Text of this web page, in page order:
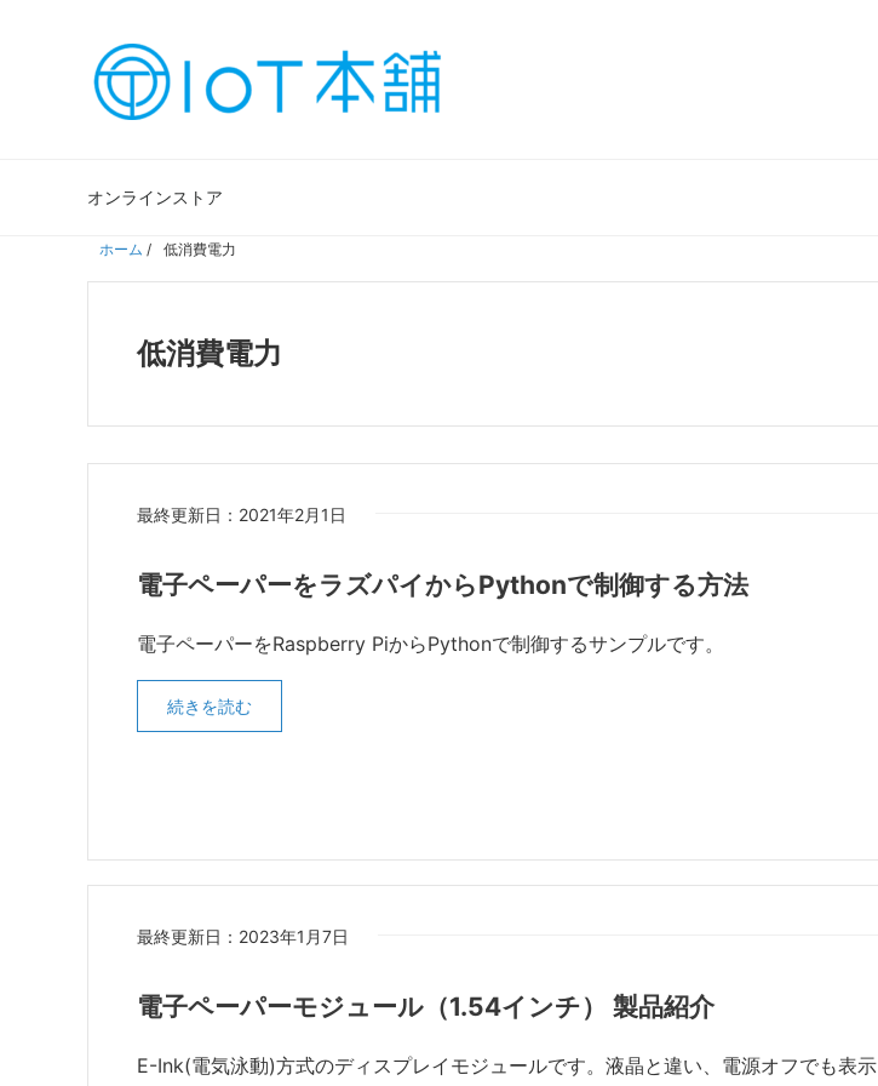
オンラインストア
ホーム / 低消費電力
低消費電力
最終更新日：2021年2月1日
電子ペーパーをラズパイからPythonで制御する方法
電子ペーパーをRaspberry PiからPythonで制御するサンプルです。
続きを読む
最終更新日：2023年1月7日
電子ペーパーモジュール（1.54インチ） 製品紹介
E-Ink(電気泳動)方式のディスプレイモジュールです。液晶と違い、電源オフでも表示